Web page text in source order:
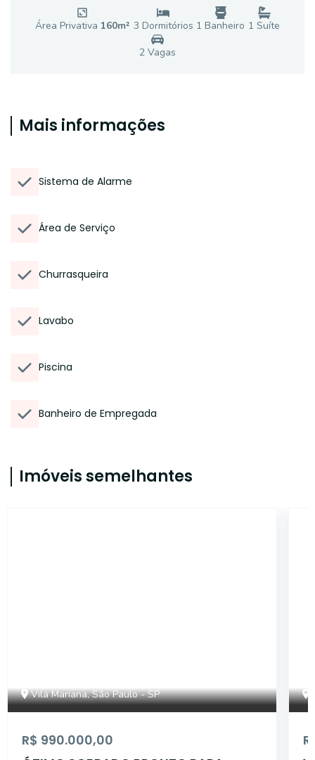
Área Privativa 160m² 3 Dormitórios 1 Banheiro 1 Suíte
2 Vagas
Mais informações
Sistema de Alarme
Área de Serviço
Churrasqueira
Lavabo
Piscina
Banheiro de Empregada
Imóveis semelhantes
Vila Mariana, São Paulo - SP
R$ 990.000,00